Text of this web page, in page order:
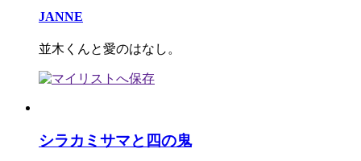
JANNE
並木くんと愛のはなし。
シラカミサマと四の鬼